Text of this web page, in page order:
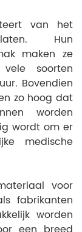
van het
Hun
maken ze
soorten
Bovendien
zo hoog dat
worden
wordt om er
medische
voor
fabrikanten
worden